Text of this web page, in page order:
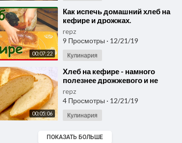
00:07:22
⁣Как испечь домашний хлеб на
кефире и дрожжах.
repz
9 Просмотры · 12/21/19
Кулинария
00:05:06
⁣Хлеб на кефире - намного
полезнее дрожжевого и не
надо ждать расстойки теста,
сразу печём
repz
4 Просмотры · 12/21/19
Кулинария
ПОКАЗАТЬ БОЛЬШЕ